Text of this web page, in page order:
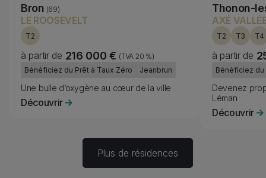
Bron (69)
LE ROOSEVELT
T2
à partir de 216 000 € (TVA 20 %)
Fiscality
Bénéficiez du Prêt à Taux Zéro Jeanbrun
Subtitle
Une bulle d’oxygène au cœur de la ville
Découvrir
Thonon-
AXÉ
T2 T3 T4
à partir de
Fiscality
Bénéficiez du
Subtitle
Devenez
Léman
Découvrir
Plus de résidences